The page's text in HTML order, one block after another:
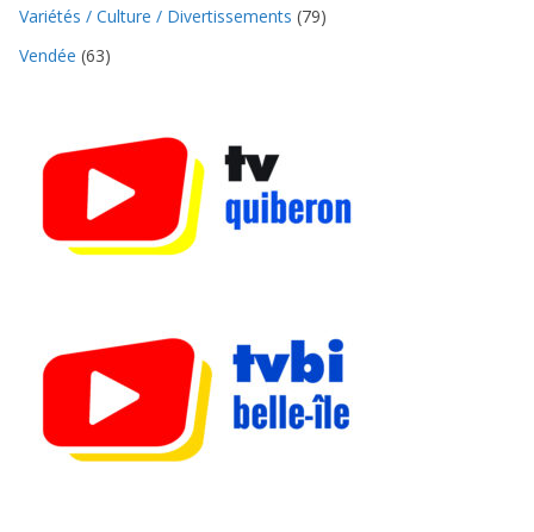
Variétés / Culture / Divertissements (79)
Vendée (63)